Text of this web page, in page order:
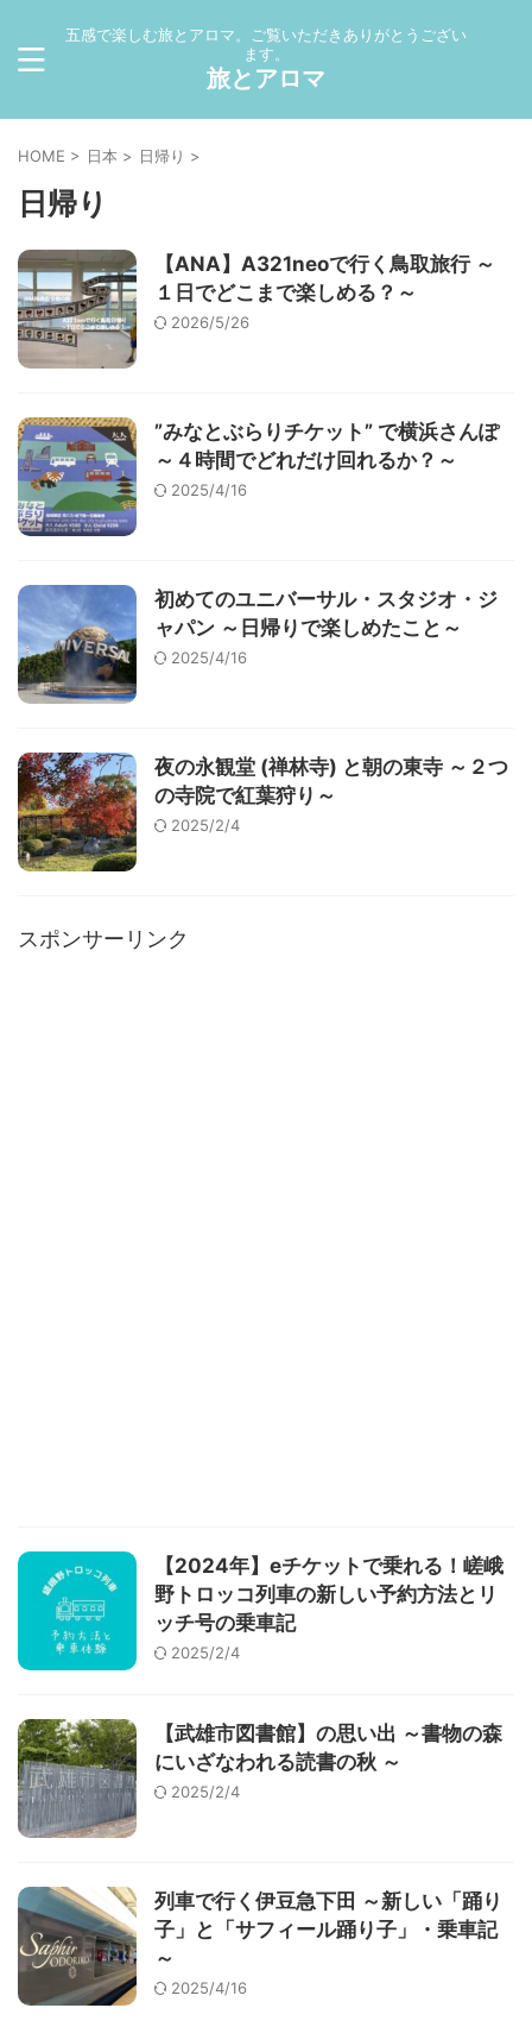
五感で楽しむ旅とアロマ。ご覧いただきありがとうござい
ます。
旅とアロマ
HOME > 日本 > 日帰り >
日帰り
【ANA】A321neoで行く鳥取旅行 ～
１日でどこまで楽しめる？～
2026/5/26
”みなとぶらりチケット” で横浜さんぽ
～４時間でどれだけ回れるか？～
2025/4/16
初めてのユニバーサル・スタジオ・ジ
ャパン ～日帰りで楽しめたこと～
2025/4/16
夜の永観堂 (禅林寺) と朝の東寺 ～２つ
の寺院で紅葉狩り～
2025/2/4
スポンサーリンク
【2024年】eチケットで乗れる！嵯峨
野トロッコ列車の新しい予約方法とリ
ッチ号の乗車記
2025/2/4
【武雄市図書館】の思い出 ～書物の森
にいざなわれる読書の秋 ～
2025/2/4
列車で行く伊豆急下田 ～新しい「踊り
子」と「サフィール踊り子」・乗車記
～
2025/4/16